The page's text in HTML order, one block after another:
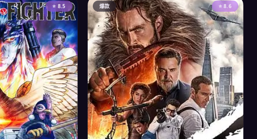
⭐ 8.5 爆款 ⭐ 8.6